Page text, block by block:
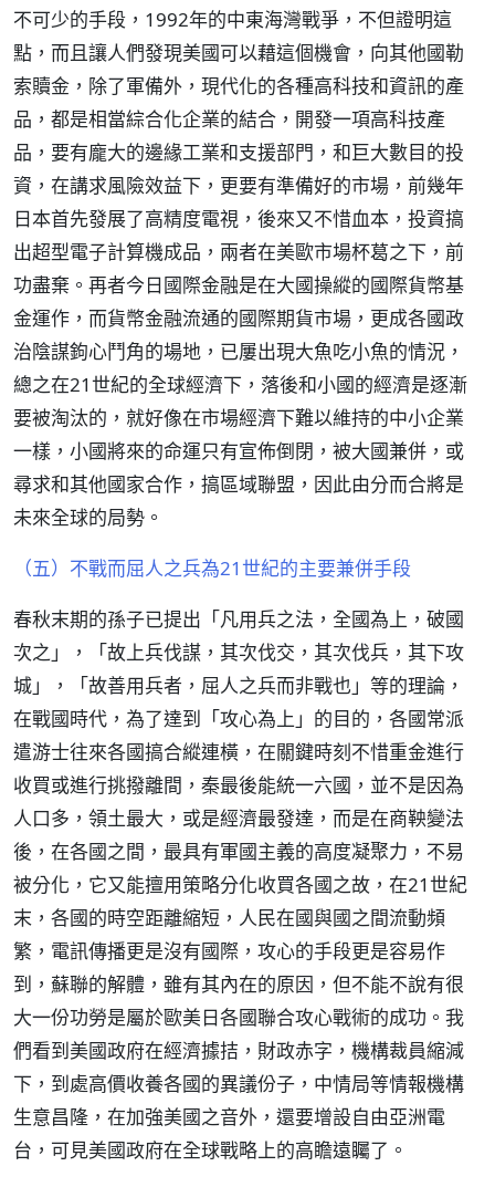
不可少的手段，1992年的中東海灣戰爭，不但證明這
點，而且讓人們發現美國可以藉這個機會，向其他國勒
索贖金，除了軍備外，現代化的各種高科技和資訊的產
品，都是相當綜合化企業的結合，開發一項高科技產
品，要有龐大的邊緣工業和支援部門，和巨大數目的投
資，在講求風險效益下，更要有準備好的市場，前幾年
日本首先發展了高精度電視，後來又不惜血本，投資搞
出超型電子計算機成品，兩者在美歐市場杯葛之下，前
功盡棄。再者今日國際金融是在大國操縱的國際貨幣基
金運作，而貨幣金融流通的國際期貨市場，更成各國政
治陰謀鉤心鬥角的場地，已屢出現大魚吃小魚的情況，
總之在21世紀的全球經濟下，落後和小國的經濟是逐漸
要被淘汰的，就好像在市場經濟下難以維持的中小企業
一樣，小國將來的命運只有宣佈倒閉，被大國兼併，或
尋求和其他國家合作，搞區域聯盟，因此由分而合將是
未來全球的局勢。
（五）不戰而屈人之兵為21世紀的主要兼併手段
春秋末期的孫子已提出「凡用兵之法，全國為上，破國
次之」，「故上兵伐謀，其次伐交，其次伐兵，其下攻
城」，「故善用兵者，屈人之兵而非戰也」等的理論，
在戰國時代，為了達到「攻心為上」的目的，各國常派
遣游士往來各國搞合縱連橫，在關鍵時刻不惜重金進行
收買或進行挑撥離間，秦最後能統一六國，並不是因為
人口多，領土最大，或是經濟最發達，而是在商鞅變法
後，在各國之間，最具有軍國主義的高度凝聚力，不易
被分化，它又能擅用策略分化收買各國之故，在21世紀
末，各國的時空距離縮短，人民在國與國之間流動頻
繁，電訊傳播更是沒有國際，攻心的手段更是容易作
到，蘇聯的解體，雖有其內在的原因，但不能不說有很
大一份功勞是屬於歐美日各國聯合攻心戰術的成功。我
們看到美國政府在經濟據拮，財政赤字，機構裁員縮減
下，到處高價收養各國的異議份子，中情局等情報機構
生意昌隆，在加強美國之音外，還要增設自由亞洲電
台，可見美國政府在全球戰略上的高瞻遠矚了。